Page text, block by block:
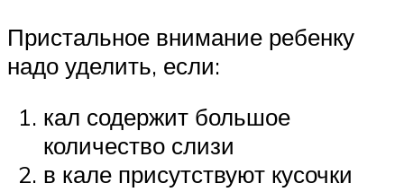
Пристальное внимание ребенку
надо уделить, если:
кал содержит большое
количество слизи
в кале присутствуют кусочки